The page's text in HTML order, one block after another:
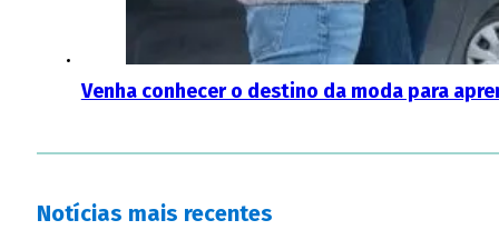
Venha conhecer o destino da moda para
Notícias mais recentes